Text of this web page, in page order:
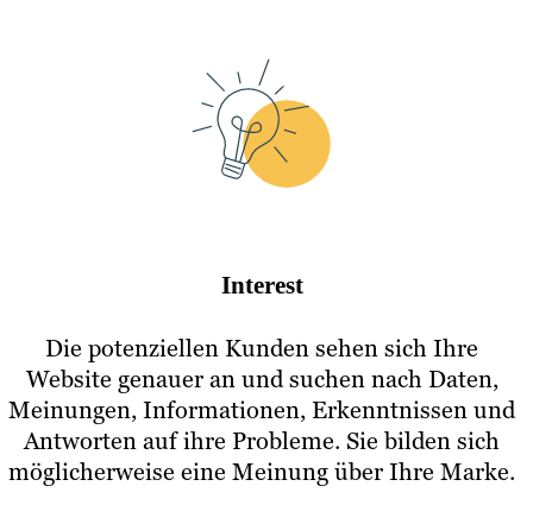
Interest
Die potenziellen Kunden sehen sich Ihre
Website genauer an und suchen nach Daten,
Meinungen, Informationen, Erkenntnissen und
Antworten auf ihre Probleme. Sie bilden sich
möglicherweise eine Meinung über Ihre Marke.